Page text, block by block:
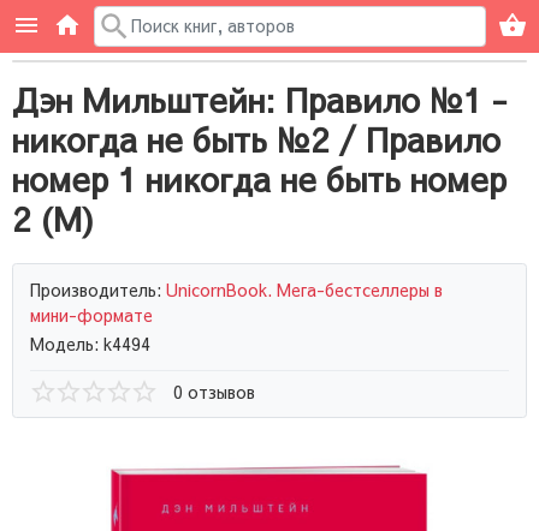
Дэн Мильштейн: Правило №1 -
никогда не быть №2 / Правило
номер 1 никогда не быть номер
2 (М)
Производитель: UnicornBook. Мега-бестселлеры в
мини-формате
Модель: k4494
0 отзывов